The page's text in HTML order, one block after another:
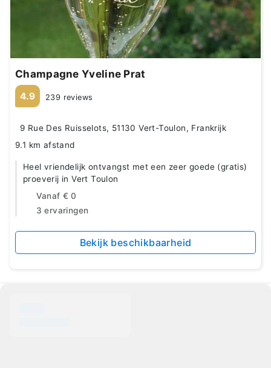
Champagne Yveline Prat
4.9 239 reviews
9 Rue Des Ruisselots, 51130 Vert-Toulon, Frankrijk
9.1 km afstand
Heel vriendelijk ontvangst met een zeer goede (gratis)
proeverij in Vert Toulon
Vanaf € 0
3 ervaringen
Bekijk beschikbaarheid